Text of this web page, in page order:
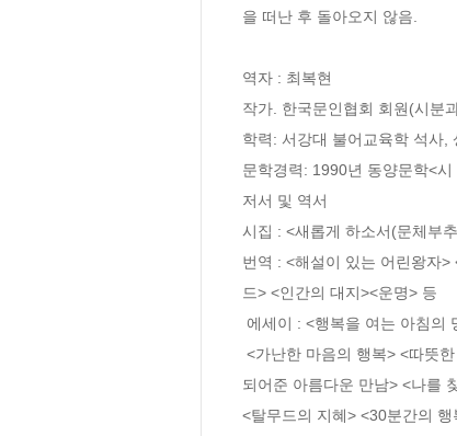
을 떠난 후 돌아오지 않음.
역자 : 최복현
작가. 한국문인협회 회원(시분
학력: 서강대 불어교육학 석사,
문학경력: 1990년 동양문학<
저서 및 역서
시집 : <새롭게 하소서(문체부
번역 : <해설이 있는 어린왕자
드> <인간의 대지><운명> 등
되어준 아름다운 만남> <나를
<탈무드의 지혜> <30분간의 행